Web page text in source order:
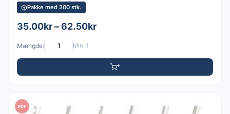
Pakke med 200 stk.
35.00kr – 62.50kr
Mængde: Min: 1
PDF